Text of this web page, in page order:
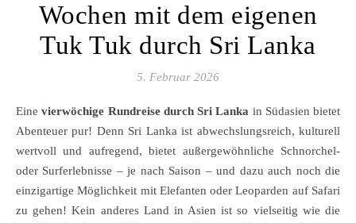
Wochen mit dem eigenen
Tuk Tuk durch Sri Lanka
5. Februar 2026
Einevierwöchige Rundreise durch Sri Lanka in Südasien bietet
Abenteuer pur! Denn Sri Lanka ist abwechslungsreich, kulturell
wertvoll und aufregend, bietet außergewöhnliche Schnorchel-
oder Surferlebnisse – je nach Saison – und dazu auch noch die
einzigartige Möglichkeit mit Elefanten oder Leoparden auf Safari
zu gehen! Kein anderes Land in Asien ist so vielseitig wie die